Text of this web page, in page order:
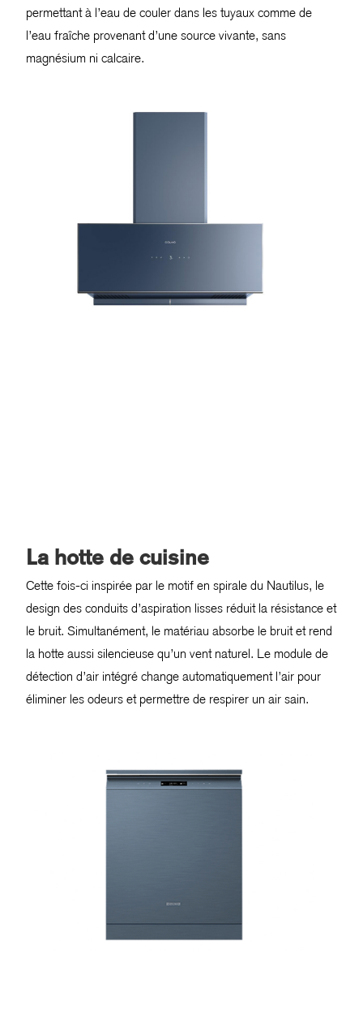
permettant à l’eau de couler dans les tuyaux comme de
l’eau fraîche provenant d’une source vivante, sans
magnésium ni calcaire.
La hotte de cuisine
Cette fois-ci inspirée par le motif en spirale du Nautilus, le
design des conduits d’aspiration lisses réduit la résistance et
le bruit. Simultanément, le matériau absorbe le bruit et rend
la hotte aussi silencieuse qu’un vent naturel. Le module de
détection d’air intégré change automatiquement l’air pour
éliminer les odeurs et permettre de respirer un air sain.